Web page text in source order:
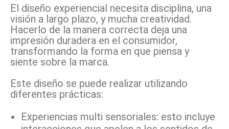
El diseño experiencial necesita disciplina, una
visión a largo plazo, y mucha creatividad.
Hacerlo de la manera correcta deja una
impresión duradera en el consumidor,
transformando la forma en que piensa y
siente sobre la marca.
Este diseño se puede realizar utilizando
diferentes prácticas:
Experiencias multi sensoriales: esto incluye